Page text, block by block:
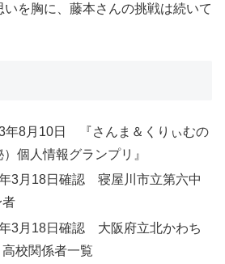
いを胸に、藤本さんの挑戦は続いて
8月10日 『さんま＆くりぃむの
個人情報グランプリ』
3月18日確認 寝屋川市立第六中
3月18日確認 大阪府立北かわち
校関係者一覧